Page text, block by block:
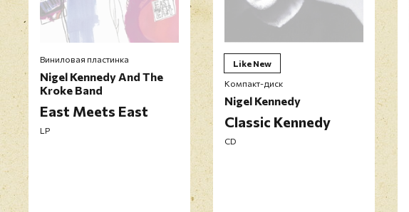
Виниловая пластинка
Nigel Kennedy And The
Kroke Band
East Meets East
LP
Like New
Компакт-диск
Nigel Kennedy
Classic Kennedy
CD